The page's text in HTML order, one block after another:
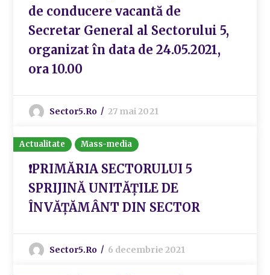
de conducere vacantă de
Secretar General al Sectorului 5,
organizat în data de 24.05.2021,
ora 10.00
Sector5.ro 27 mai 2021
Actualitate Mass-media
❗PRIMĂRIA SECTORULUI 5
SPRIJINĂ UNITĂȚILE DE
ÎNVĂȚĂMÂNT DIN SECTOR
Sector5.ro 6 decembrie 2021